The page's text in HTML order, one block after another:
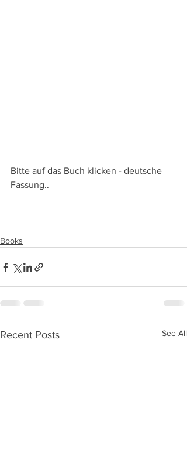
Bitte auf das Buch klicken - deutsche
Fassung..
Books
Recent Posts See All